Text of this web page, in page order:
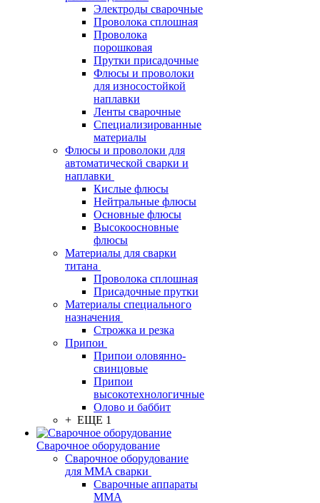
Электроды сварочные
Проволока сплошная
Проволока
порошковая
Прутки присадочные
Флюсы и проволоки
для износостойкой
наплавки
Ленты сварочные
Специализированные
материалы
Флюсы и проволоки для
автоматической сварки и
наплавки
Кислые флюсы
Нейтральные флюсы
Основные флюсы
Высокоосновные
флюсы
Материалы для сварки
титана
Проволока сплошная
Присадочные прутки
Материалы специального
назначения
Строжка и резка
Припои
Припои оловянно-
свинцовые
Припои
высокотехнологичные
Олово и баббит
+ ЕЩЕ 1
Сварочное оборудование
Сварочное оборудование
для MMA сварки
Сварочные аппараты
MMA